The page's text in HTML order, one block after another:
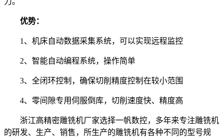
优势：
1、机床自动数据采集系统，可以实现远程监控
2、智能自动编程系统，操作简单
3、全闭环控制，确保切削精度控制在较小范围
4、零间隙专用伺服倒库，切削速度快、精度高
浙江高精密雕铣机厂家选择一帆数控，多年来专注雕铣机
的研发、生产、销售，所生产的雕铣机有各种不同的型号规